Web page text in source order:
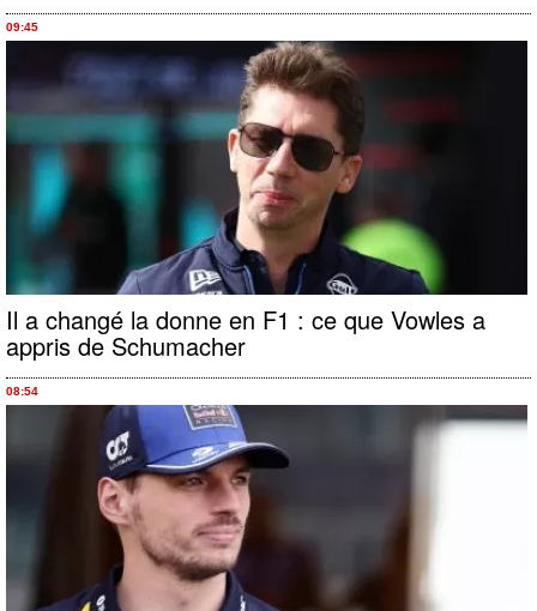
09:45
Il a changé la donne en F1 : ce que Vowles a
appris de Schumacher
08:54